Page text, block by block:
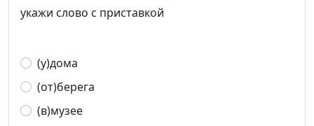
укажи слово с приставкой
(у)дома
(от)берега
(в)музее